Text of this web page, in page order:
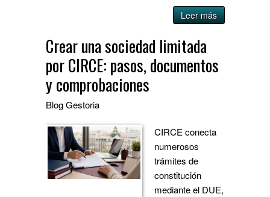
Leer más
Crear una sociedad limitada
por CIRCE: pasos, documentos
y comprobaciones
BlogGestoria
CIRCE conecta
numerosos
trámites de
constitución
mediante el DUE,